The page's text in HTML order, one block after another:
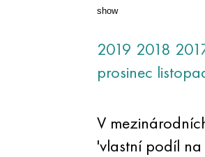
show
2019 2018
prosinec
V
'vlastní podíl